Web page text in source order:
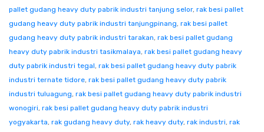
pallet gudang heavy duty pabrik industri tanjung selor, rak besi pallet
gudang heavy duty pabrik industri tanjungpinang, rak besi pallet
gudang heavy duty pabrik industri tarakan, rak besi pallet gudang
heavy duty pabrik industri tasikmalaya, rak besi pallet gudang heavy
duty pabrik industri tegal, rak besi pallet gudang heavy duty pabrik
industri ternate tidore, rak besi pallet gudang heavy duty pabrik
industri tuluagung, rak besi pallet gudang heavy duty pabrik industri
wonogiri, rak besi pallet gudang heavy duty pabrik industri
yogyakarta, rak gudang heavy duty, rak heavy duty, rak industri, rak